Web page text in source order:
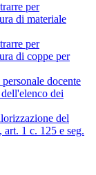
per
di materiale
per
di coppe per
docente
dei
del
art. 1 c. 125 e seg.